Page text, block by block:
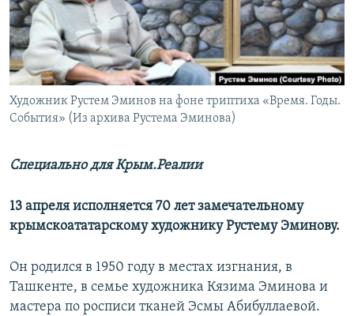
КРЫМ.НЕПОКОРЕННЫЙ
ELIFBE
УКРАИНСКАЯ ПРОБЛЕМА КРЫМА
Все сайты RFE/RL
Художник Рустем Эминов на фоне триптиха «Время. Годы.
События» (Из архива Рустема Эминова)
Специально для Крым.Реалии​
13 апреля исполняется 70 лет замечательному
крымскоататарскому художнику Рустему Эминову.
Он родился в 1950 году в местах изгнания, в
Ташкенте, в семье художника Кязима Эминова и
мастера по росписи тканей Эсмы Абибуллаевой.